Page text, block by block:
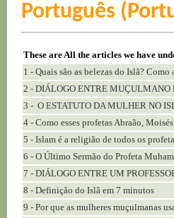
Português
These are All the articles we have
1 - Quais são as belezas do Islã? Como
2 - DIÁLOGO ENTRE MUÇULMANO
3 - O ESTATUTO DA MULHER NO
4 - Como esses profetas Abraão,
5 - Islam é a religião de todos os
6 - O Último Sermão do Profeta
7 - DIÁLOGO ENTRE UM
8 - Definição do Islã em 7 minutos
9 - Por que as mulheres muçulmanas